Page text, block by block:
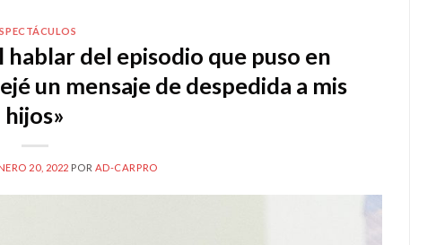
del episodio que puso en
un mensaje de despedida a mis
hijos»
20, 2022 POR AD-CARPRO